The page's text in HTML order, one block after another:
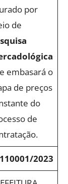
por
de
embasará o
de preços
do
de
2023